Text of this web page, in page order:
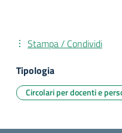
Stampa / Condividi
Tipologia
Circolari per docenti e